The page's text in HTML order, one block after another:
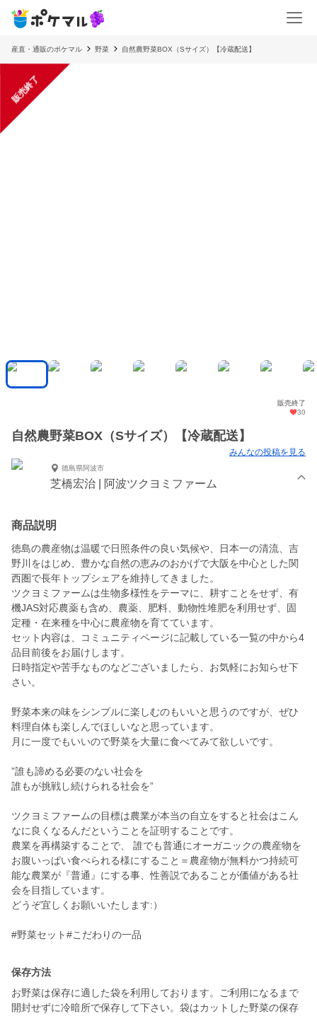
産直・通販のポケマル 野菜 自然農野菜BOX（Sサイズ）【冷蔵配送】
販売終了
販売終了
30
自然農野菜BOX（Sサイズ）【冷蔵配送】
みんなの投稿を見る
徳島県阿波市
芝橋宏治 | 阿波ツクヨミファーム
商品説明
徳島の農産物は温暖で日照条件の良い気候や、日本一の清流、吉
野川をはじめ、豊かな自然の恵みのおかげで大阪を中心とした関
西圏で長年トップシェアを維持してきました。
ツクヨミファームは生物多様性をテーマに、耕すことをせず、有
機JAS対応農薬も含め、農薬、肥料、動物性堆肥を利用せず、固
定種・在来種を中心に農産物を育てています。
セット内容は、コミュニティページに記載している一覧の中から4
品目前後をお届けします。
日時指定や苦手なものなどございましたら、お気軽にお知らせ下
さい。
野菜本来の味をシンプルに楽しむのもいいと思うのですが、ぜひ
料理自体も楽しんでほしいなと思っています。
月に一度でもいいので野菜を大量に食べてみて欲しいです。
”誰も諦める必要のない社会を
誰もが挑戦し続けられる社会を”
ツクヨミファームの目標は農業が本当の自立をすると社会はこん
なに良くなるんだということを証明することです。
農業を再構築することで、 誰でも普通にオーガニックの農産物を
お腹いっぱい食べられる様にすること＝農産物が無料かつ持続可
能な農業が『普通』にする事、性善説であることが価値がある社
会を目指しています。
どうぞ宜しくお願いいたします:）
#野菜セット#こだわりの一品
保存方法
お野菜は保存に適した袋を利用しております。ご利用になるまで
開封せずに冷暗所で保存して下さい。袋はカットした野菜の保存